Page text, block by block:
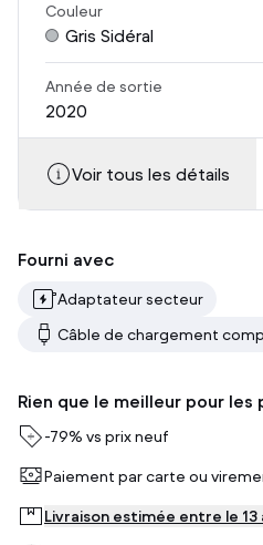
Couleur
Gris Sidéral
Année de sortie
2020
Voir tous les détails
Fourni avec
Adaptateur secteur
Câble de chargement
Rien que le meilleur pour les
-79% vs prix neuf
Paiement par carte ou
Livraison estimée entre le